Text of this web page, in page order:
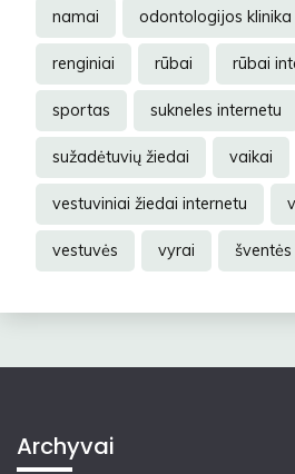
namai odontologijos klinika
renginiai rūbai rūbai
sportas sukneles internetu
sužadėtuvių žiedai vaikai
vestuviniai žiedai internetu
vestuvės vyrai šventės
Archyvai